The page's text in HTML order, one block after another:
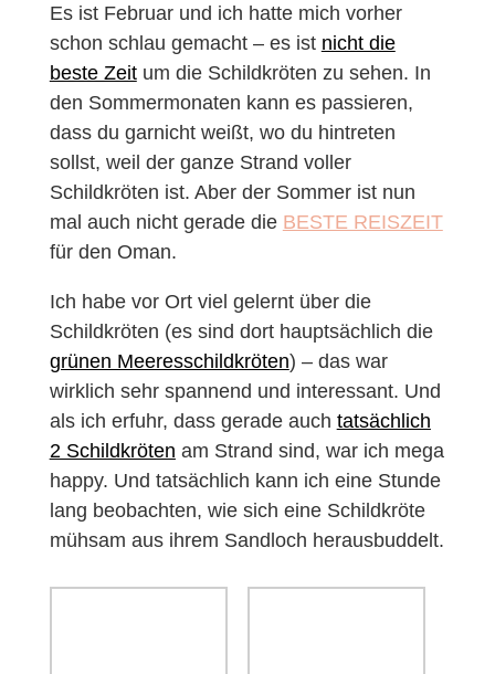
Es ist Februar und ich hatte mich vorher
schon schlau gemacht – es ist nicht die
beste Zeitum die Schildkröten zu sehen. In
den Sommermonaten kann es passieren,
dass du garnicht weißt, wo du hintreten
sollst, weil der ganze Strand voller
Schildkröten ist. Aber der Sommer ist nun
mal auch nicht gerade die BESTE REISZEIT
für den Oman.
Ich habe vor Ort viel gelernt über die
Schildkröten (es sind dort hauptsächlich die
grünen Meeresschildkröten) – das war
wirklich sehr spannend und interessant. Und
als ich erfuhr, dass gerade auch tatsächlich
2 Schildkröten am Strand sind, war ich mega
happy. Und tatsächlich kann ich eine Stunde
lang beobachten, wie sich eine Schildkröte
mühsam aus ihrem Sandloch herausbuddelt.